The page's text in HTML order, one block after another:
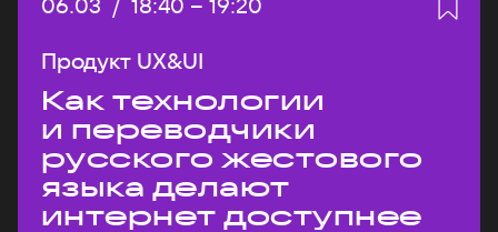
Продукт UX&UI
Как технологии
и переводчики
русского жестового
языка делают
интернет доступнее